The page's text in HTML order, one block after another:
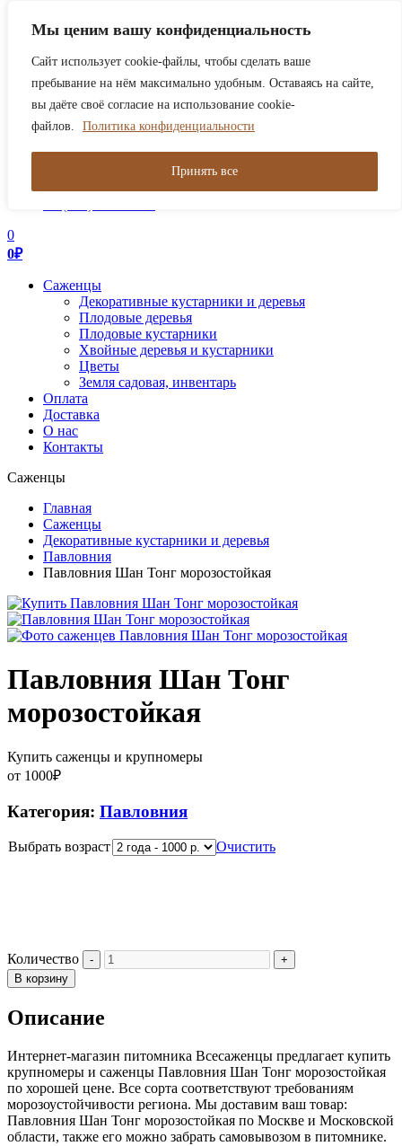
Мы ценим вашу конфиденциальность
Сайт использует cookie-файлы, чтобы сделать ваше
пребывание на нём максимально удобным. Оставаясь на сайте,
вы даёте своё согласие на использование cookie-
файлов.
Политика конфиденциальности
Принять все
2000р. Работаем в штатном режиме!
Toggle
Поиск товаров
+7 (495) 921-73-33
0
0₽
Саженцы
Декоративные кустарники и деревья
Плодовые деревья
Плодовые кустарники
Хвойные деревья и кустарники
Цветы
Земля садовая, инвентарь
Оплата
Доставка
О нас
Контакты
Саженцы
Главная
Саженцы
Декоративные кустарники и деревья
Павловния
Павловния Шан Тонг морозостойкая
Павловния Шан Тонг
морозостойкая
Купить саженцы и крупномеры
от 1000₽
Категория: Павловния
Выбрать возраст Очистить
Количество
В корзину
Описание
Интернет-магазин питомника Всесаженцы предлагает купить
крупномеры и саженцы Павловния Шан Тонг морозостойкая
по хорошей цене. Все сорта соответствуют требованиям
морозоустойчивости региона. Мы доставим ваш товар:
Павловния Шан Тонг морозостойкая по Москве и Московской
области, также его можно забрать самовывозом в питомнике.